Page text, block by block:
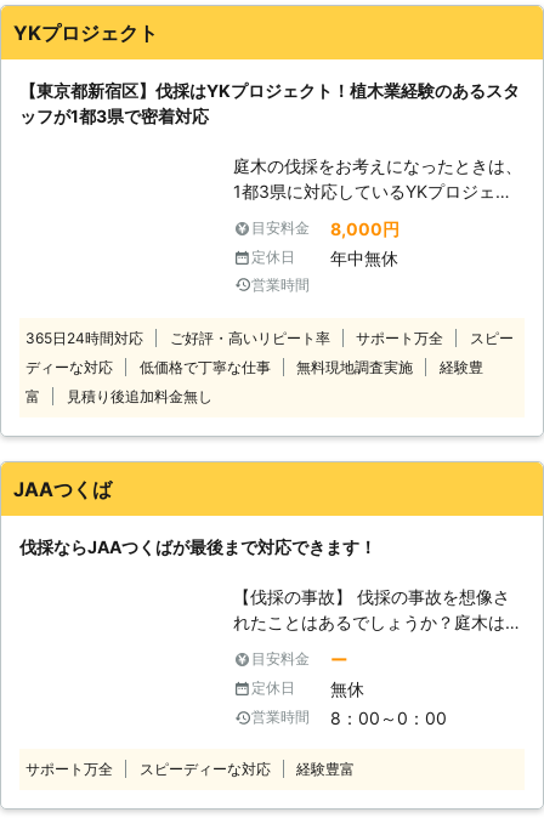
【便利屋 SKETCHの伐採について】
談ください。 ・しっかりとした本物
の職人に頼みたい ・一本だけだと頼
みにくい ・ついでに剪定も行ってほ
しい ・近隣の迷惑をかけずに対応し
てもらいたい etc... 【自分でも伐採は
い樹木だと未経験者では難しいでしょ
う。 そこは無理せず、私たちプロの
業者にご相談ください。 弊社では経
YKプロジェクト
【東京都新宿区】伐採はYKプロジェクト！植木業経験のあるスタ
ッフが1都3県で密着対応
庭木の伐採をお考えになったときは、
1都3県に対応しているYKプロジェク
トにお任せを！地域に密着でお客様の
ご要望に柔軟に対応しますので、ご依
頼お待ちしていま
す。
務めたプロによる伐採工事！> YKプ
ロジェクトには植木業に務めていたプ
け、お客様に納得いただける作業をお
す。この作業は木が倒れることもあっ
て大きいほど危険が高くなり、技術が
を伐採したい」というときには、当店
にお任せください。 <若手スタッフで
構成！力仕事には自信アリ> 当店は若
はない活気あふれるサービスが強みで
す。力仕事には自信がありますので、
ださい。 ただ活気があるだけでなく
目安料金 8,000円
定休日 年中無休
営業時間
365日24時間対応 ご好評・高いリピート率 サポート万全
スピー
ディーな対応
低価格で丁寧な仕事 無料現地調査実施
経験豊
富
見積り後追加料金無し
JAAつくば
伐採ならJAAつくばが最後まで対応できます！
【伐採の事故】 伐採の事故を想像さ
れたことはあるでしょうか？庭木は大
きければ大きいほど倒れた時の衝撃は
大きいので、もし、近くに人がいた場
合、どんな大怪我をするか、考えただ
けで恐ろしいです。倒れた庭木の衝撃
し、下手をすると、内臓や心臓が押し
目安料金 ー
定休日 無休
営業時間 8：00～0：00
サポート万全 スピーディーな対応 経験豊富